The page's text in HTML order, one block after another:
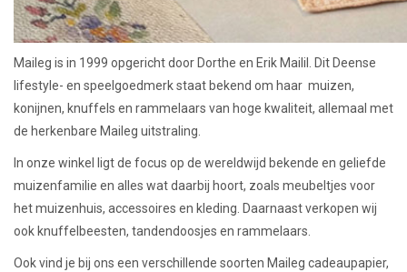
Maileg is in 1999 opgericht door Dorthe en Erik Mailil. Dit Deense
lifestyle- en speelgoedmerk staat bekend om haar muizen,
konijnen, knuffels en rammelaars van hoge kwaliteit, allemaal met
de herkenbare Maileg uitstraling.
In onze winkel ligt de focus op de wereldwijd bekende en geliefde
muizenfamilie en alles wat daarbij hoort, zoals meubeltjes voor
het muizenhuis, accessoires en kleding. Daarnaast verkopen wij
ook knuffelbeesten, tandendoosjes en rammelaars.
Ook vind je bij ons een verschillende soorten Maileg cadeaupapier,